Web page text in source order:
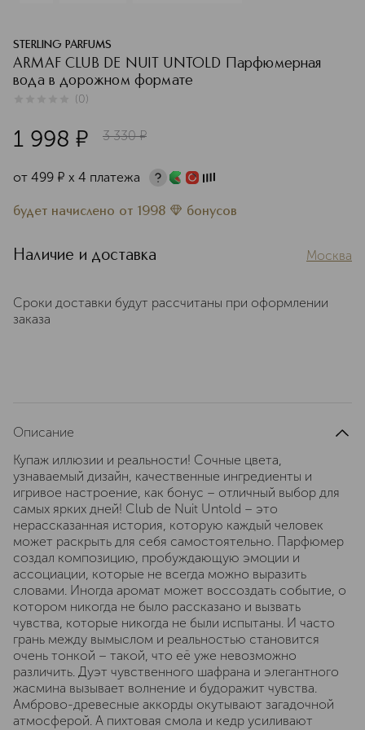
STERLING PARFUMS
ARMAF CLUB DE NUIT UNTOLD Парфюмерная
вода в дорожном формате
(0)
1 998 ¤ 3 330 ¤
от 499 ¤ х 4 платежа
будет начислено от 1998 бонусов
Наличие и доставка Москва
Сроки доставки будут рассчитаны при оформлении
заказа
Описание
Купаж иллюзии и реальности! Сочные цвета,
узнаваемый дизайн, качественные ингредиенты и
игривое настроение, как бонус – отличный выбор для
самых ярких дней! Club de Nuit Untold – это
нерассказанная история, которую каждый человек
может раскрыть для себя самостоятельно. Парфюмер
создал композицию, пробуждающую эмоции и
ассоциации, которые не всегда можно выразить
словами. Иногда аромат может воссоздать событие, о
котором никогда не было рассказано и вызвать
чувства, которые никогда не были испытаны. И часто
грань между вымыслом и реальностью становится
очень тонкой – такой, что её уже невозможно
различить. Дуэт чувственного шафрана и элегантного
жасмина вызывает волнение и будоражит чувства.
Амброво-древесные аккорды окутывают загадочной
атмосферой. А пихтовая смола и кедр усиливают